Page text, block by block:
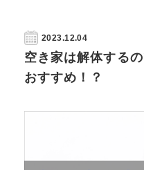
2023.12.04
空き家は解体する
おすすめ！？